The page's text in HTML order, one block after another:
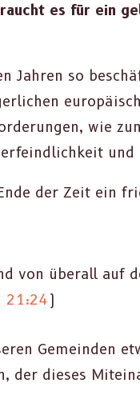
es für ein
Jahren so
wie
und
der Zeit ein
von über­all auf
21:24)
Gemein­den
der dieses